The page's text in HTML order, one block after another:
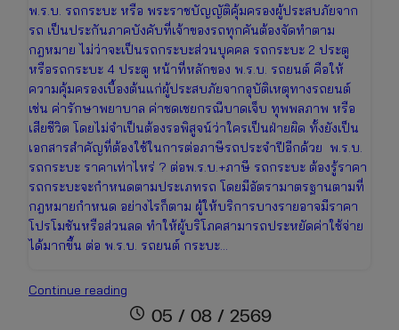
พ.ร.บ. รถกระบะ หรือ พระราชบัญญัติคุ้มครองผู้ประสบภัยจาก
รถ เป็นประกันภาคบังคับที่เจ้าของรถทุกคันต้องจัดทำตาม
กฎหมาย ไม่ว่าจะเป็นรถกระบะส่วนบุคคล รถกระบะ 2 ประตู
หรือรถกระบะ 4 ประตู หน้าที่หลักของ พ.ร.บ. รถยนต์ คือให้
ความคุ้มครองเบื้องต้นแก่ผู้ประสบภัยจากอุบัติเหตุทางรถยนต์
เช่น ค่ารักษาพยาบาล ค่าชดเชยกรณีบาดเจ็บ ทุพพลภาพ หรือ
เสียชีวิต โดยไม่จำเป็นต้องรอพิสูจน์ว่าใครเป็นฝ่ายผิด ทั้งยังเป็น
เอกสารสำคัญที่ต้องใช้ในการต่อภาษีรถประจำปีอีกด้วย พ.ร.บ.
รถกระบะ ราคาเท่าไหร่ ? ต่อพ.ร.บ.+ภาษี รถกระบะ ต้องรู้ราคา
รถกระบะจะกำหนดตามประเภทรถ โดยมีอัตรามาตรฐานตามที่
กฎหมายกำหนด อย่างไรก็ตาม ผู้ให้บริการบางรายอาจมีราคา
โปรโมชันหรือส่วนลด ทำให้ผู้บริโภคสามารถประหยัดค่าใช้จ่าย
ได้มากขึ้น ต่อ พ.ร.บ. รถยนต์ กระบะ…
Continue reading
รถ
schedule 05 / 08 / 2569